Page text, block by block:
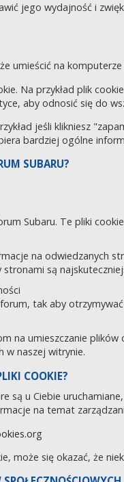
jego wydajność i
umieścić na
Na przykład plik
aby odnosić się do
jeśli klikniesz
bardziej ogólne
SUBARU?
Subaru. Te pliki
na odwiedzanych
są
tak aby
na umieszczanie
w naszej witrynie.
COOKIE?
są u Ciebie
na temat
może się okazać, że